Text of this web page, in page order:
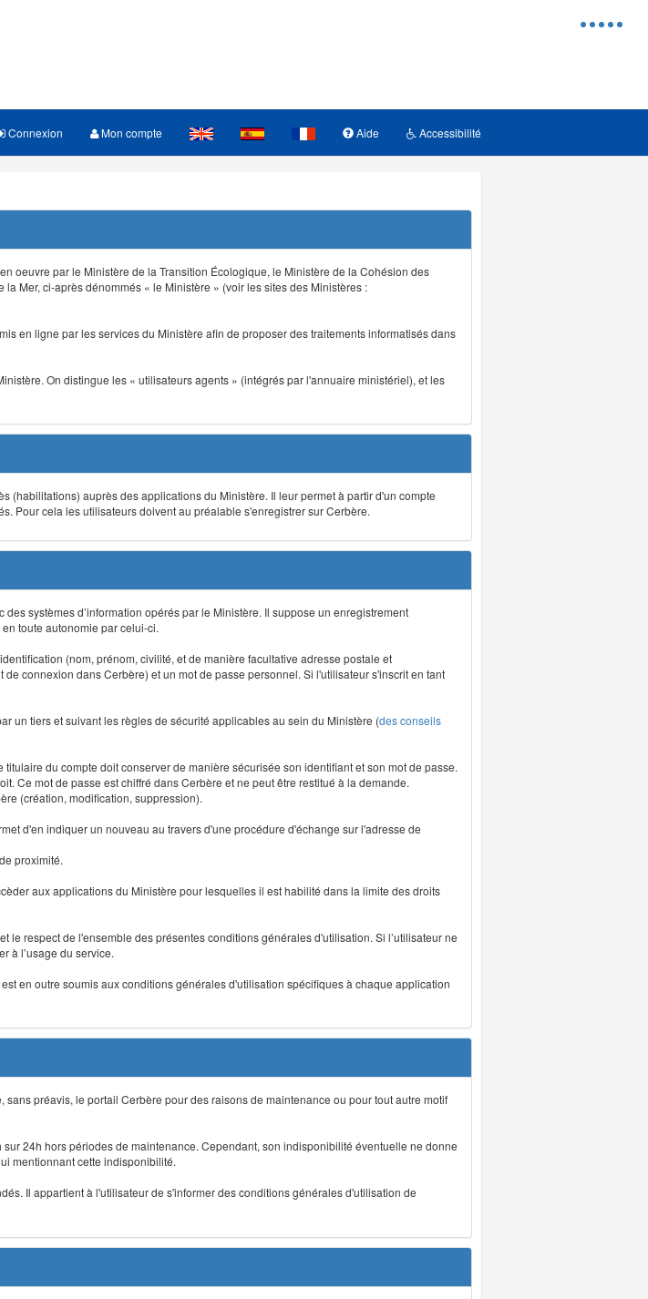
Menu
Connexion Mon compte Aide Accessibilité
oeuvre par le Ministère de la Transition Écologique, le Ministère de la Cohésion des
Mer, ci-après dénommés « le Ministère » (voir les sites des Ministères :
en ligne par les services du Ministère afin de proposer des traitements informatisés dans
On distingue les « utilisateurs agents » (intégrés par l'annuaire ministériel), et les
(habilitations) auprès des applications du Ministère. Il leur permet à partir d'un compte
Pour cela les utilisateurs doivent au préalable s'enregistrer sur Cerbère.
systèmes d’information opérés par le Ministère. Il suppose un enregistrement
toute autonomie par celui-ci.
(nom, prénom, civilité, et de manière facultative adresse postale et
connexion dans Cerbère) et un mot de passe personnel. Si l'utilisateur s'inscrit en tant
un tiers et suivant les règles de sécurité applicables au sein du Ministère (des conseils
du compte doit conserver de manière sécurisée son identifiant et son mot de passe.
Ce mot de passe est chiffré dans Cerbère et ne peut être restitué à la demande.
(création, modification, suppression).
d'en indiquer un nouveau au travers d'une procédure d'échange sur l'adresse de
proximité.
aux applications du Ministère pour lesquelles il est habilité dans la limite des droits
le respect de l'ensemble des présentes conditions générales d'utilisation. Si l’utilisateur ne
à l’usage du service.
en outre soumis aux conditions générales d'utilisation spécifiques à chaque application
préavis, le portail Cerbère pour des raisons de maintenance ou pour tout autre motif
24h hors périodes de maintenance. Cependant, son indisponibilité éventuelle ne donne
mentionnant cette indisponibilité.
Il appartient à l'utilisateur de s'informer des conditions générales d'utilisation de